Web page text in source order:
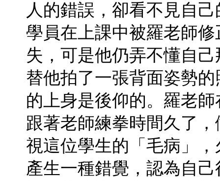
人的錯誤，卻看不見自
學員在上課中被羅老師
失，可是他仍弄不懂自
替他拍了一張背面姿勢
的上身是後仰的。羅老
跟著老師練拳時間久了
視這位學生的「毛病」
產生一種錯覺，認為自